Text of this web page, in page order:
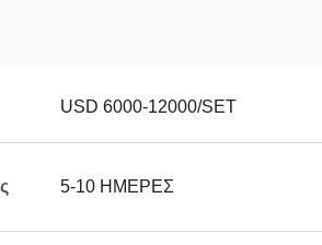
USD 6000-12000/SET
5-10 ΗΜΕΡΕΣ